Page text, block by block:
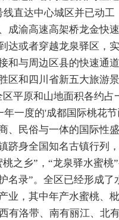
直达中心城区并已动工
成渝高速高架桥龙金快
达或者穿越龙泉驿区，
和与周边区县的快速通
区和四川省新五大旅游
平原和山地面积各约占
年一度的'成都国际桃花
、民俗与一体的国际性
跻身全国知名古镇行列
之乡”，“龙泉驿水蜜桃
名录”。全区已经形成了
业，其中年产水蜜桃、
有洛带、南有丽江、北